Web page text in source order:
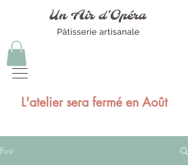
L'atelier sera fermé en Août
Post